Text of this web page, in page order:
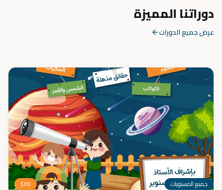
دوراتنا المميزة
عرض جميع الدورات
جميع المستويات $65